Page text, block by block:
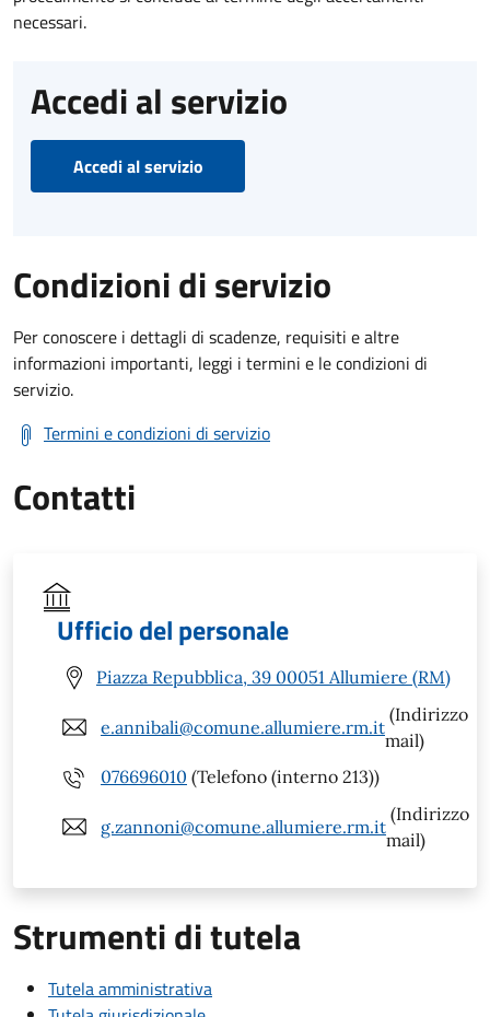
necessari.
Accedi al servizio
Accedi al servizio
Condizioni di servizio
Per conoscere i dettagli di scadenze, requisiti e altre
informazioni importanti, leggi i termini e le condizioni di
servizio.
Termini e condizioni di servizio
Contatti
Ufficio del personale
Piazza Repubblica, 39 00051 Allumiere (RM)
e.annibali@comune.allumiere.rm.it
(Indirizzo
mail)
076696010 (Telefono (interno 213))
g.zannoni@comune.allumiere.rm.it
(Indirizzo
mail)
Strumenti di tutela
Tutela amministrativa